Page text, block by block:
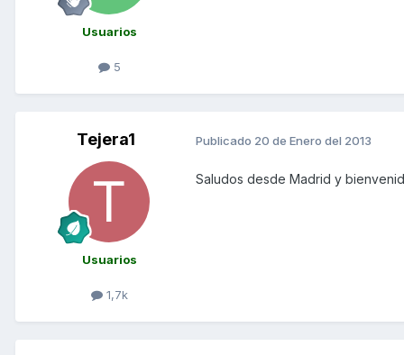
Usuarios
5
Tejera1
Usuarios
1,7k
Publicado 20 de Enero del 2013
Saludos desde Madrid y